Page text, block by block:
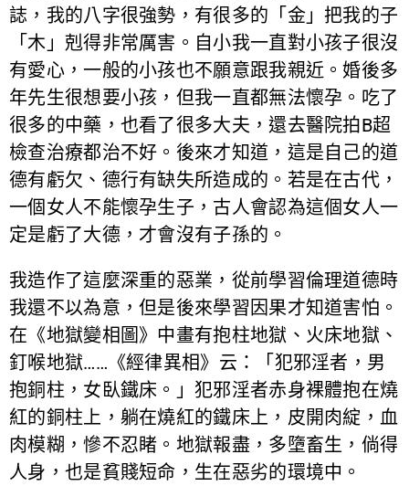
誌，我的八字很強勢，有很多的「金」把我的子
「木」剋得非常厲害。自小我一直對小孩子很沒
有愛心，一般的小孩也不願意跟我親近。婚後多
年先生很想要小孩，但我一直都無法懷孕。吃了
很多的中藥，也看了很多大夫，還去醫院拍B超
檢查治療都治不好。後來才知道，這是自己的道
德有虧欠、德行有缺失所造成的。若是在古代，
一個女人不能懷孕生子，古人會認為這個女人一
定是虧了大德，才會沒有子孫的。
我造作了這麼深重的惡業，從前學習倫理道德時
我還不以為意，但是後來學習因果才知道害怕。
在《地獄變相圖》中畫有抱柱地獄、火床地獄、
釘喉地獄……《經律異相》云：「犯邪淫者，男
抱銅柱，女臥鐵床。」犯邪淫者赤身裸體抱在燒
紅的銅柱上，躺在燒紅的鐵床上，皮開肉綻，血
肉模糊，慘不忍睹。地獄報盡，多墮畜生，倘得
人身，也是貧賤短命，生在惡劣的環境中。